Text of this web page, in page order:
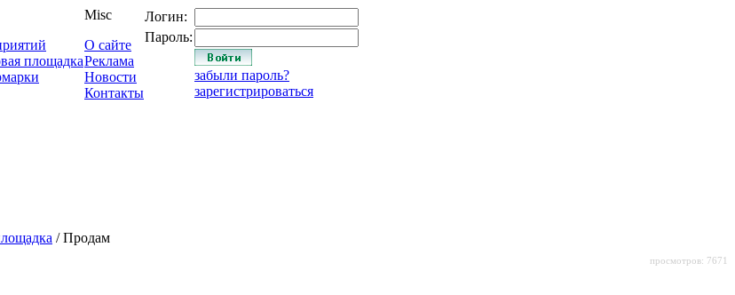
площадка
Misc
О сайте
Реклама
Новости
Контакты
Логин:
Пароль:
забыли пароль?
зарегистрироваться
/ Продам
просмотров: 7671